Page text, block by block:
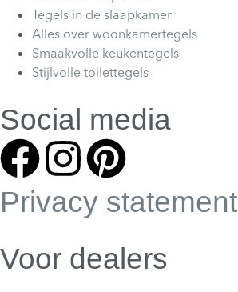
Tegels in de slaapkamer
Alles over woonkamertegels
Smaakvolle keukentegels
Stijlvolle toilettegels
Social media
Privacy statement
Voor dealers